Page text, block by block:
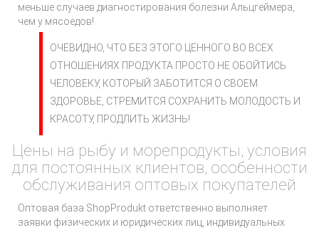
меньше случаев диагностирования болезни Альцгеймера,
чем у мясоедов!
ОЧЕВИДНО, ЧТО БЕЗ ЭТОГО ЦЕННОГО ВО ВСЕХ
ОТНОШЕНИЯХ ПРОДУКТА ПРОСТО НЕ ОБОЙТИСЬ
ЧЕЛОВЕКУ, КОТОРЫЙ ЗАБОТИТСЯ О СВОЕМ
ЗДОРОВЬЕ, СТРЕМИТСЯ СОХРАНИТЬ МОЛОДОСТЬ И
КРАСОТУ, ПРОДЛИТЬ ЖИЗНЬ!
Цены на рыбу и морепродукты, условия
для постоянных клиентов, особенности
обслуживания оптовых покупателей
Оптовая база ShopProdukt ответственно выполняет
заявки физических и юридических лиц, индивидуальных